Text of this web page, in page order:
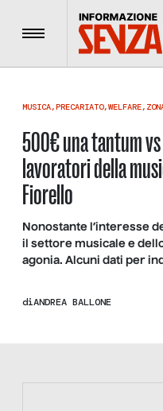
Menu
MUSICA,PRECARIATO,WELFARE,
500€ una tantum
lavoratori della
Fiorello
Nonostante l’interesse
il settore musicale e
agonia. Alcuni dati per
diANDREA BALLONE
https://bit.ly/